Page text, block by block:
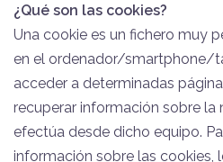
¿Qué son las cookies?
Una cookie es un fichero muy
en el ordenador/smartphone/
acceder a determinadas
recuperar información sobre la
efectúa desde dicho equipo.
información sobre las cookies,